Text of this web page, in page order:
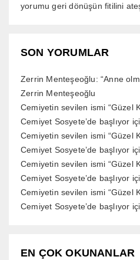
yorumu geri dönüşün fitilini
SON YORUMLAR
Zerrin Menteşeoğlu: “Anne
Zerrin Menteşeoğlu
Cemiyetin sevilen ismi “Güzel
Cemiyet Sosyete’de başlıyor
Cemiyetin sevilen ismi “Güzel
Cemiyet Sosyete’de başlıyor
Cemiyetin sevilen ismi “Güzel
Cemiyet Sosyete’de başlıyor
Cemiyetin sevilen ismi “Güzel
Cemiyet Sosyete’de başlıyor
EN ÇOK OKUNANLAR